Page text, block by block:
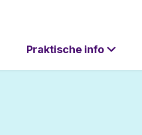
Praktische info